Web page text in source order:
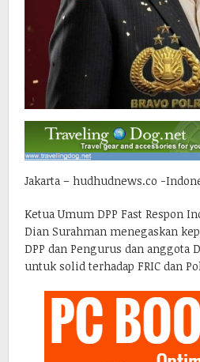
Jakarta – hudhudnews.co -
Ketua Umum DPP Fast Respon
Dian Surahman menegaskan
DPP dan Pengurus dan anggota
untuk solid terhadap FRIC dan